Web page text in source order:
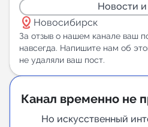
Горящие предложения
Индекс читаемости
New
Аналитика MAX
Новости
distance Новосибирск
За отзыв о нашем канале ваш
навсегда. Напишите нам об
не удаляли ваш пост.
Канал временно не
Но искусственный